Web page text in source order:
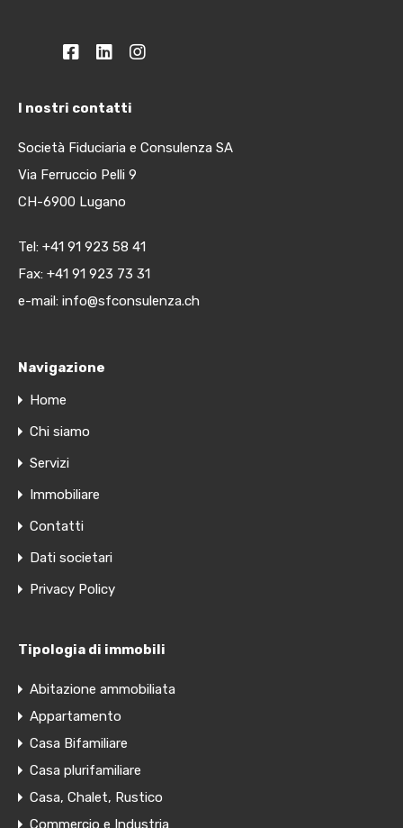
I nostri contatti
Società Fiduciaria e Consulenza SA
Via Ferruccio Pelli 9
CH-6900 Lugano
Tel: +41 91 923 58 41
Fax: +41 91 923 73 31
e-mail: info@sfconsulenza.ch
Navigazione
Home
Chi siamo
Servizi
Immobiliare
Contatti
Dati societari
Privacy Policy
Tipologia di immobili
Abitazione ammobiliata
Appartamento
Casa Bifamiliare
Casa plurifamiliare
Casa, Chalet, Rustico